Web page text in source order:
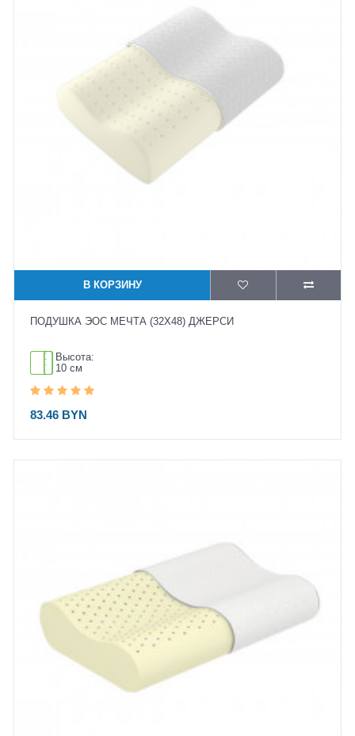
В КОРЗИНУ
ПОДУШКА ЭОС МЕЧТА (32X48) ДЖЕРСИ
Высота:
10 см
83.46 BYN